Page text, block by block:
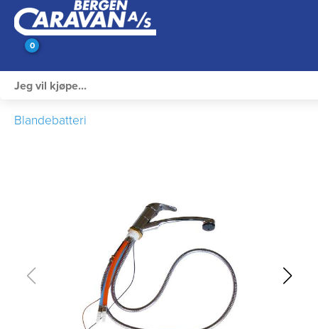
0
Rengjøring & Vedlikehold
Bil, vogn & henger
Blandebatteri